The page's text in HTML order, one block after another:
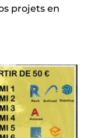
projets en